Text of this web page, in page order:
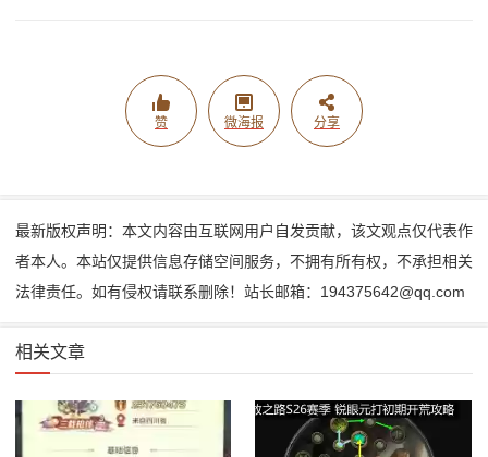
赞 微海报 分享
最新版权声明：本文内容由互联网用户自发贡献，该文观点仅代表作
者本人。本站仅提供信息存储空间服务，不拥有所有权，不承担相关
法律责任。如有侵权请联系删除！站长邮箱：194375642@qq.com
相关文章